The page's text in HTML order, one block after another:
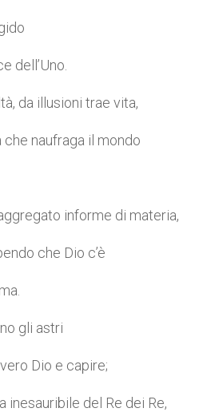
dell’Uno.
da illusioni trae vita,
naufraga il mondo
informe di materia,
che Dio c’è
gli astri
Dio e capire;
inesauribile del Re dei Re,